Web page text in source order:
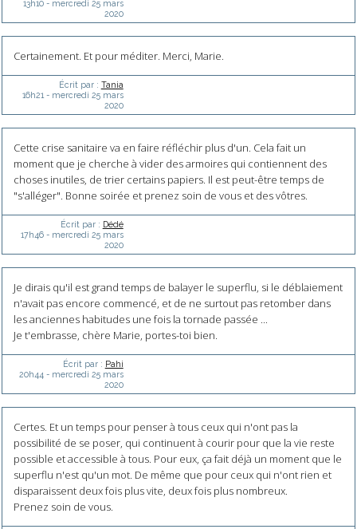
13h10- mercredi 25 mars
2020
Certainement. Et pour méditer. Merci, Marie.
Écrit par : Tania
16h21 - mercredi 25 mars
2020
Cette crise sanitaire va en faire réfléchir plus d'un. Cela fait un
moment que je cherche à vider des armoires qui contiennent des
choses inutiles, de trier certains papiers. Il est peut-être temps de
"s'alléger". Bonne soirée et prenez soin de vous et des vôtres.
Écrit par : Dédé
17h46- mercredi 25 mars
2020
Je dirais qu'il est grand temps de balayer le superflu, si le déblaiement
n'avait pas encore commencé, et de ne surtout pas retomber dans
les anciennes habitudes une fois la tornade passée ...
Je t'embrasse, chère Marie, portes-toi bien.
Écrit par : Pahi
20h44 - mercredi 25 mars
2020
Certes. Et un temps pour penser à tous ceux qui n'ont pas la
possibilité de se poser, qui continuent à courir pour que la vie reste
possible et accessible à tous. Pour eux, ça fait déjà un moment que le
superflu n'est qu'un mot. De même que pour ceux qui n'ont rien et
disparaissent deux fois plus vite, deux fois plus nombreux.
Prenez soin de vous.